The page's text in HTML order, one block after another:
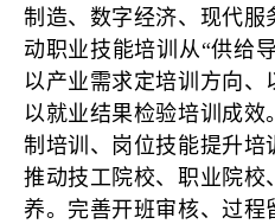
制造、数字经济、现代
动职业技能培训从“供给
以产业需求定培训方向、
以就业结果检验培训成
制培训、岗位技能提升培
推动技工院校、职业院
养。完善开班审核、过